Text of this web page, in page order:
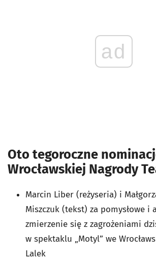
ad
Oto tegoroczne
Wrocławskiej Nagrody
Marcin Liber (reżyseria) i
Miszczuk (tekst) za pomysłowe i
zmierzenie się z zagrożeniami
w spektaklu „Motyl” we
Lalek